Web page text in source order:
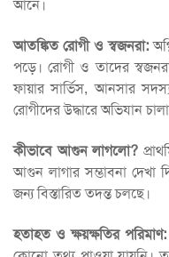
আনে।
আতঙ্কিত রোগী ও স্বজনরা:
পড়ে। রোগী ও তাদের
ফায়ার সার্ভিস, আনসার
রোগীদের উদ্ধারে অভিযান
কীভাবে আগুন লাগলো?
আগুন লাগার সম্ভাবনা দেখা
জন্য বিস্তারিত তদন্ত চলছে।
হতাহত ও ক্ষয়ক্ষতির পরিমাণ: